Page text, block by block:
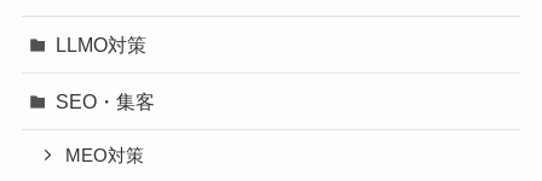
LLMO対策
SEO・集客
MEO対策